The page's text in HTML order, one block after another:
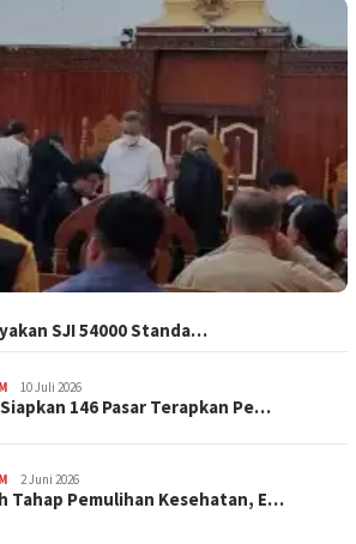
SJI 54000 Standa…
10 Juli 2026
Siapkan 146 Pasar Terapkan Pe…
2 Juni 2026
Tahap Pemulihan Kesehatan, E…